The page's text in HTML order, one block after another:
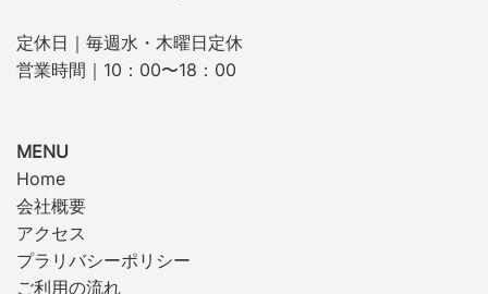
定休日｜毎週水・木曜日定休
営業時間｜10：00〜18：00
MENU
Home
会社概要
アクセス
プラリバシーポリシー
ご利用の流れ